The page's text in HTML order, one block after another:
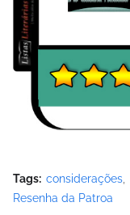
Tags: considerações
Resenha da Patroa